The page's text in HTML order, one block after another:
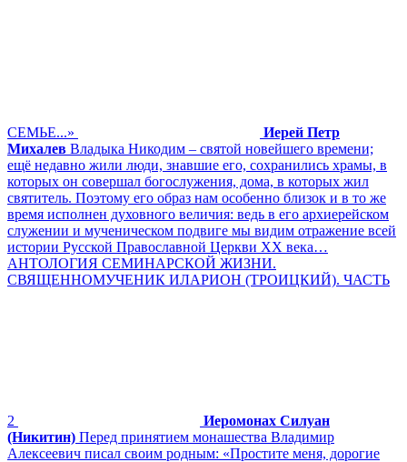
СЕМЬЕ...»
Иерей Петр
Михалев Владыка Никодим – святой новейшего времени;
ещё недавно жили люди, знавшие его, сохранились храмы, в
которых он совершал богослужения, дома, в которых жил
святитель. Поэтому его образ нам особенно близок и в то же
время исполнен духовного величия: ведь в его архиерейском
служении и мученическом подвиге мы видим отражение всей
истории Русской Православной Церкви XX века…
АНТОЛОГИЯ СЕМИНАРСКОЙ ЖИЗНИ.
СВЯЩЕННОМУЧЕНИК ИЛАРИОН (ТРОИЦКИЙ). ЧАСТЬ
2
Иеромонах Силуан
(Никитин) Перед принятием монашества Владимир
Алексеевич писал своим родным: «Простите меня, дорогие